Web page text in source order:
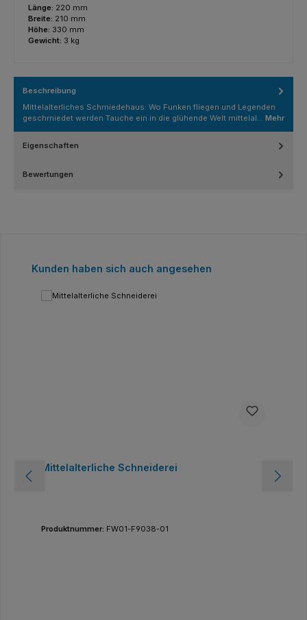
Länge: 220 mm
Breite: 210 mm
Höhe: 330 mm
Gewicht: 3 kg
Beschreibung
Mittelalterliches Schmiedehaus: Wo Funken fliegen und Legenden
geschmiedet werden Tauche ein in die glühende Welt mittelal… Mehr
Eigenschaften
Bewertungen
Produktgalerie überspringen
Kunden haben sich auch angesehen
Mittelalterliche Schneiderei
Produktnummer: FW01-F9038-01